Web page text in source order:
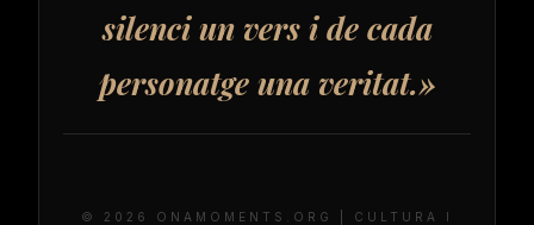
silenci un vers i de cada
personatge una veritat.»
© 2026 ONAMOMENTS.ORG | CULTURA I